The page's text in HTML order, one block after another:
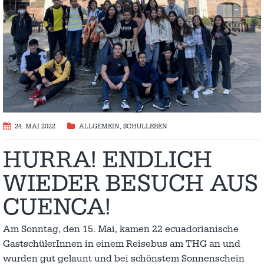
24. MAI 2022 ALLGEMEIN, SCHULLEBEN
HURRA! ENDLICH
WIEDER BESUCH AUS
CUENCA!
Am Sonntag, den 15. Mai, kamen 22 ecuadorianische
GastschülerInnen in einem Reisebus am THG an und
wurden gut gelaunt und bei schönstem Sonnenschein